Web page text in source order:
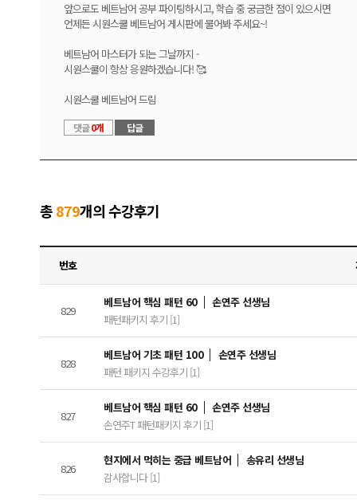
앞으로도 베트남어 공부 파이팅하시고, 학습 중 궁금한 점이 있으시면
언제든 시원스쿨 베트남어 게시판에 물어봐 주세요~!
베트남어 마스터가 되는 그날까지 -
시원스쿨이 항상 응원하겠습니다! 🥰
시원스쿨 베트남어 드림
댓글0개 답글
총879개의 수강후기
번호
829
베트남어 핵심 패턴 60
손연주 선생님
패턴패키지 후기 [1]
828
베트남어 기초 패턴 100
손연주 선생님
패턴 패키지 수강후기 [1]
827
베트남어 핵심 패턴 60
손연주 선생님
손연주T 패턴패키지 후기 [1]
826
현지에서 먹히는 중급 베트남어
송유리 선생님
감사합니다 [1]